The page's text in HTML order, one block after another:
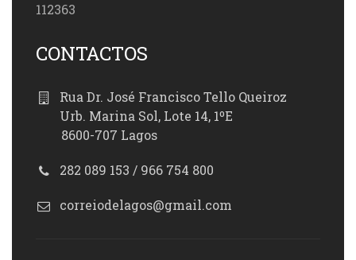
112363
CONTACTOS
Rua Dr. José Francisco Tello Queiroz
Urb. Marina Sol, Lote 14, 1ºE
8600-707 Lagos
282 089 153 / 966 754 800
correiodelagos@gmail.com